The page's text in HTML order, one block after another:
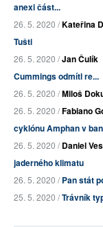
anexi část...
26. 5. 2020 /Kateřina
Tušti
26. 5. 2020 /Jan Čulík
Cummings odmítl re...
26. 5. 2020 /Miloš
26. 5. 2020 /Fabiano
cyklónu Amphan v
26. 5. 2020 /Daniel
jaderného klimatu
26. 5. 2020 /Pan stát
25. 5. 2020 /Trávník